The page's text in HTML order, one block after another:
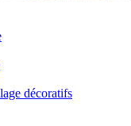
décoratifs